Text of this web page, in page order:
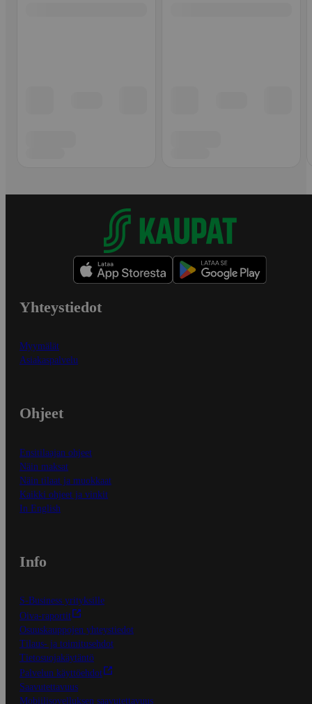
Yhteystiedot
Myymälät
Asiakaspalvelu
Ohjeet
Ensitilaajan ohjeet
Näin maksat
Näin tilaat ja muokkaat
Kaikki ohjeet ja vinkit
In English
Info
S-Business yrityksille
Oiva-raportit
Osuuskauppojen yhteystiedot
Tilaus- ja toimitusehdot
Tietosuojakäytäntö
Palvelun käyttöehdot
Saavutettavuus
Mobiilisovelluksen saavutettavuus